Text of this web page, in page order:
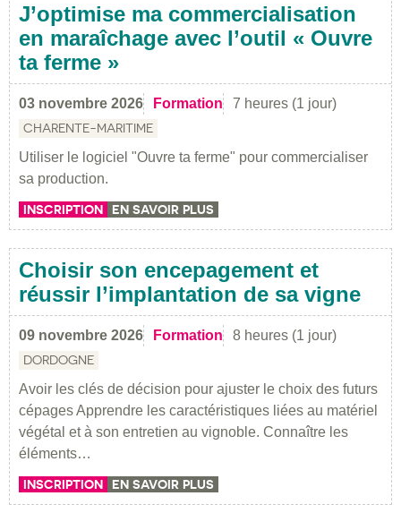
J’optimise ma commercialisation
en maraîchage avec l’outil « Ouvre
ta ferme »
03 novembre 2026 Formation 7 heures (1 jour)
CHARENTE-MARITIME
Utiliser le logiciel "Ouvre ta ferme" pour commercialiser
sa production.
INSCRIPTION EN SAVOIR PLUS
Choisir son encepagement et
réussir l’implantation de sa vigne
09 novembre 2026 Formation 8 heures (1 jour)
DORDOGNE
Avoir les clés de décision pour ajuster le choix des futurs
cépages Apprendre les caractéristiques liées au matériel
végétal et à son entretien au vignoble. Connaître les
éléments…
INSCRIPTION EN SAVOIR PLUS